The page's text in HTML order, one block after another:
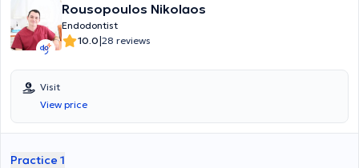
Rousopoulos Nikolaos
Endodontist
10.0|28 reviews
Visit
View price
Practice 1